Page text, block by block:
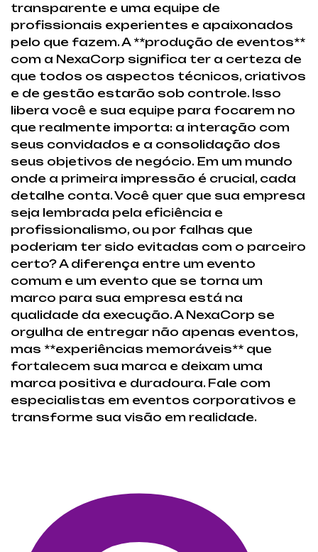
transparente e uma equipe de
profissionais experientes e apaixonados
pelo que fazem. A **produção de eventos**
com a NexaCorp significa ter a certeza de
que todos os aspectos técnicos, criativos
e de gestão estarão sob controle. Isso
libera você e sua equipe para focarem no
que realmente importa: a interação com
seus convidados e a consolidação dos
seus objetivos de negócio. Em um mundo
onde a primeira impressão é crucial, cada
detalhe conta. Você quer que sua empresa
seja lembrada pela eficiência e
profissionalismo, ou por falhas que
poderiam ter sido evitadas com o parceiro
certo? A diferença entre um evento
comum e um evento que se torna um
marco para sua empresa está na
qualidade da execução. A NexaCorp se
orgulha de entregar não apenas eventos,
mas **experiências memoráveis** que
fortalecem sua marca e deixam uma
marca positiva e duradoura. Fale com
especialistas em eventos corporativos e
transforme sua visão em realidade.